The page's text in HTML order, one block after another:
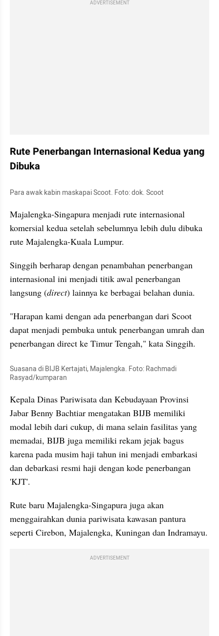
ADVERTISEMENT
Rute Penerbangan Internasional Kedua yang
Dibuka
Para awak kabin maskapai Scoot. Foto: dok. Scoot
Majalengka-Singapura menjadi rute internasional
komersial kedua setelah sebelumnya lebih dulu dibuka
rute Majalengka-Kuala Lumpur.​​​​​​​
Singgih berharap dengan penambahan penerbangan
internasional ini menjadi titik awal penerbangan
langsung (direct) lainnya ke berbagai belahan dunia.
"Harapan kami dengan ada penerbangan dari Scoot
dapat menjadi pembuka untuk penerbangan umrah dan
penerbangan direct ke Timur Tengah," kata Singgih.
Suasana di BIJB Kertajati, Majalengka. Foto: Rachmadi
Rasyad/kumparan
Kepala Dinas Pariwisata dan Kebudayaan Provinsi
Jabar Benny Bachtiar mengatakan BIJB memiliki
modal lebih dari cukup, di mana selain fasilitas yang
memadai, BIJB juga memiliki rekam jejak bagus
karena pada musim haji tahun ini menjadi embarkasi
dan debarkasi resmi haji dengan kode penerbangan
'KJT'.
Rute baru Majalengka-Singapura juga akan
menggairahkan dunia pariwisata kawasan pantura
seperti Cirebon, Majalengka, Kuningan dan Indramayu.
ADVERTISEMENT